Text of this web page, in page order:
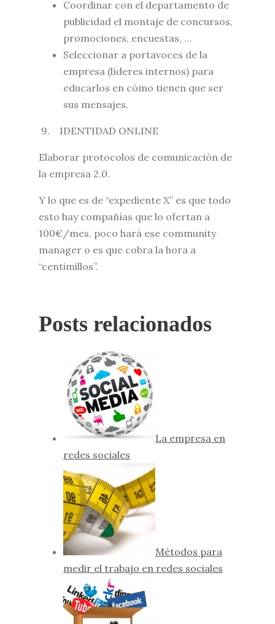
Coordinar con el departamento de
publicidad el montaje de concursos,
promociones, encuestas, …
Seleccionar a portavoces de la
empresa (líderes internos) para
educarlos en cómo tienen que ser
sus mensajes.
9. IDENTIDAD ONLINE
Elaborar protocolos de comunicación de
la empresa 2.0.
Y lo que es de “expediente X” es que todo
esto hay compañías que lo ofertan a
100€/mes, poco hará ese community
manager o es que cobra la hora a
“centimillos”.
Posts relacionados
La empresa en
redes sociales
Métodos para
medir el trabajo en redes sociales